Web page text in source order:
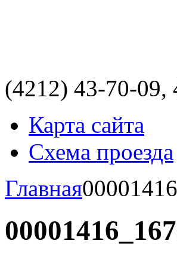
(4212) 43-70-09,
Карта сайта
Схема проезда
Главная